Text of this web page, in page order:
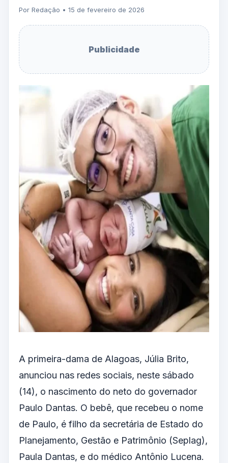
Por Redação • 15 de fevereiro de 2026
Publicidade
A primeira-dama de Alagoas, Júlia Brito,
anunciou nas redes sociais, neste sábado
(14), o nascimento do neto do governador
Paulo Dantas. O bebê, que recebeu o nome
de Paulo, é filho da secretária de Estado do
Planejamento, Gestão e Patrimônio (Seplag),
Paula Dantas, e do médico Antônio Lucena.